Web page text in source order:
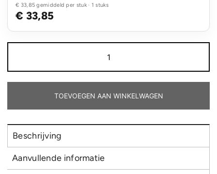
€ 33,85 gemiddeld per stuk · 1 stuks
€ 33,85
croquet
TOEVOEGEN AAN WINKELWAGEN
Beschrijving
Aanvullende informatie